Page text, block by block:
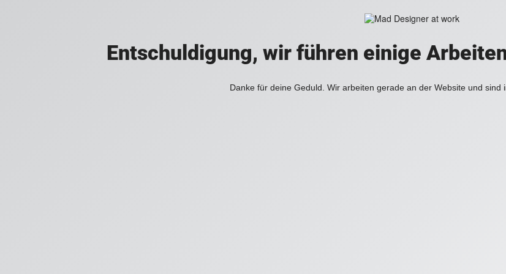
Entschuldigung, wir führen einige
Danke für deine Geduld. Wir arbeiten gerade an der Website und sind